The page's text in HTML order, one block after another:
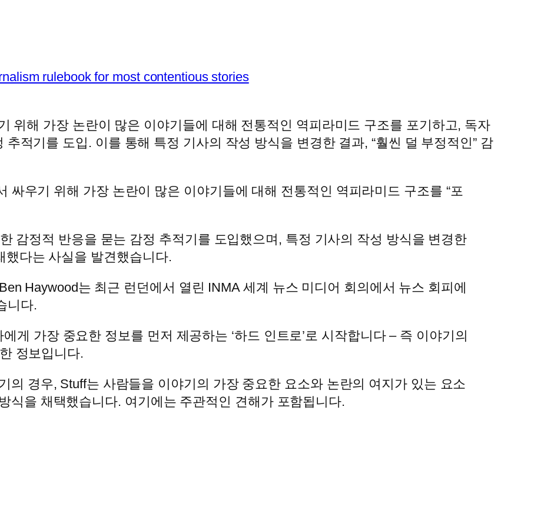
rulebook for most contentious stories
위해 가장 논란이 많은 이야기들에 대해 전통적인 역피라미드 구조를 포기하고, 독자
적기를 도입. 이를 통해 특정 기사의 작성 방식을 변경한 결과, “훨씬 덜 부정적인” 감
싸우기 위해 가장 논란이 많은 이야기들에 대해 전통적인 역피라미드 구조를 “포
감정적 반응을 묻는 감정 추적기를 도입했으며, 특정 기사의 작성 방식을 변경한
했다는 사실을 발견했습니다.
Haywood는 최근 런던에서 열린 INMA 세계 뉴스 미디어 회의에서 뉴스 회피에
니다.
게 가장 중요한 정보를 먼저 제공하는 ‘하드 인트로’로 시작합니다 – 즉 이야기의
정보입니다.
의 경우, Stuff는 사람들을 이야기의 가장 중요한 요소와 논란의 여지가 있는 요소
식을 채택했습니다. 여기에는 주관적인 견해가 포함됩니다.